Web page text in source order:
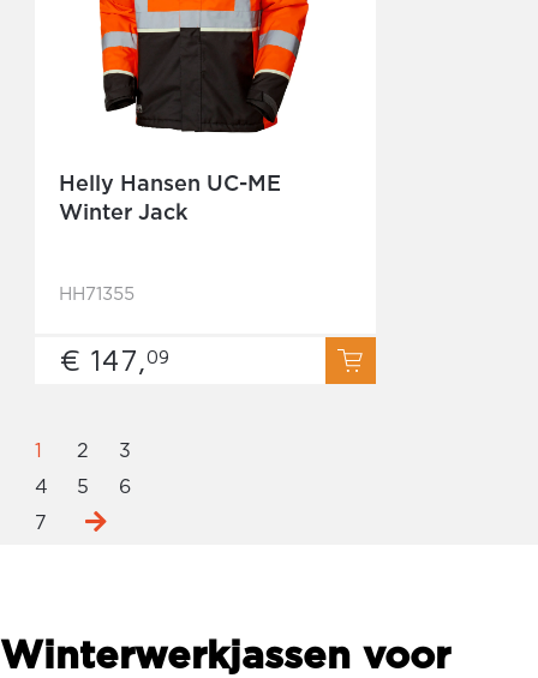
Helly Hansen UC-ME
Winter Jack
HH71355
€ 147,09
1 2
3
4
5
6
7
Winterwerkjassen voor